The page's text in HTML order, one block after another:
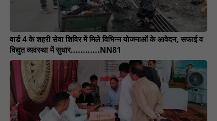
वार्ड 4 के शहरी सेवा शिविर में मिले विभिन्न योजनाओं के आवेदन, सफाई व
विद्युत व्यवस्था में सुधार............NN81